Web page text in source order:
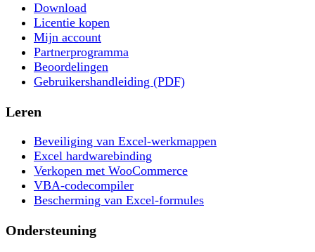
Download
Licentie kopen
Mijn account
Partnerprogramma
Beoordelingen
Gebruikershandleiding (PDF)
Leren
Beveiliging van Excel-werkmappen
Excel hardwarebinding
Verkopen met WooCommerce
VBA-codecompiler
Bescherming van Excel-formules
Ondersteuning